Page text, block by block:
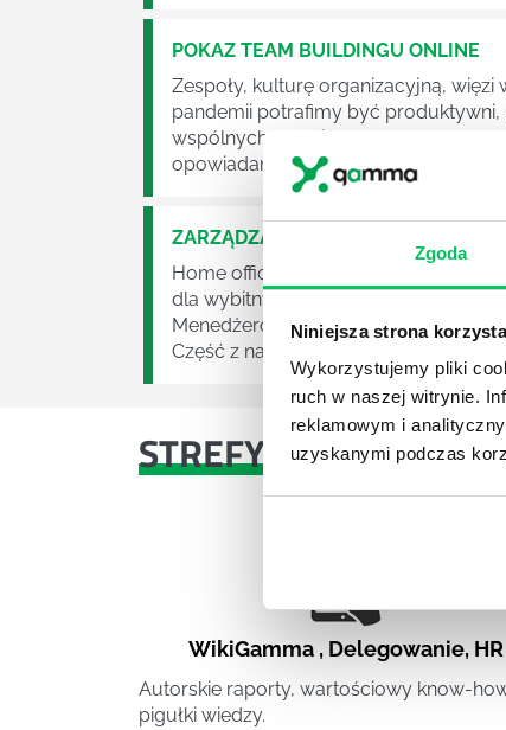
Zgoda
Niniejsza strona
Wykorzystujemy pliki
ruch w naszej witrynie.
reklamowym i
uzyskanymi podczas
POKAZ TEAM BUILDINGU ONLINE
Zespoły, kulturę organizacyjną, więzi
pandemii potrafimy być produktywni,
wspólnych doświadczeń o
opowiadanych historii na temat tego
ZARZĄDZANIE SOBĄ W PRACY
Home office. Marzymy o nim od
dla wybitnych jednostek, raz w
Menedżerowie obdarzają członków
Część z nas doświadczyła
STREFY WIEDZY
WikiGamma , Delegowanie, HR
Autorskie raporty, wartościowy know-
pigułki wiedzy.